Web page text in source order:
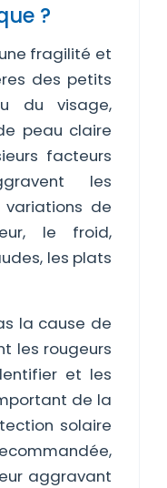
?
fragilité et
des petits
du visage,
peau claire
facteurs
les
de
le froid,
les plats
la cause de
les rougeurs
et les
de la
solaire
aggravant